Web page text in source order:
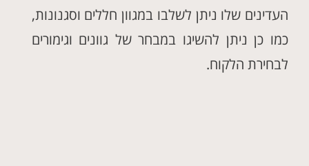
העדינים שלו ניתן לשלבו במגוון חללים וסגנונות,
כמו כן ניתן להשיגו במבחר של גוונים וגימורים
לבחירת הלקוח.